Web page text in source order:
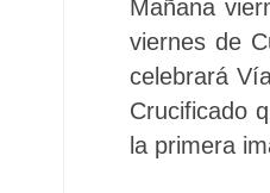
Mañana
viernes de
celebrará
Crucificado
la primera